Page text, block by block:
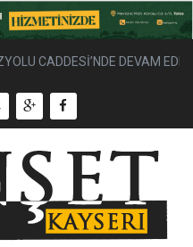
CADDESİ’NDE DEVAM